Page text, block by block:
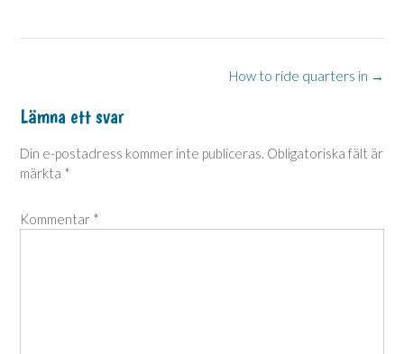
navigation
How to ride quarters in →
Lämna ett svar
Din e-postadress kommer inte publiceras. Obligatoriska fält är
märkta *
Kommentar *